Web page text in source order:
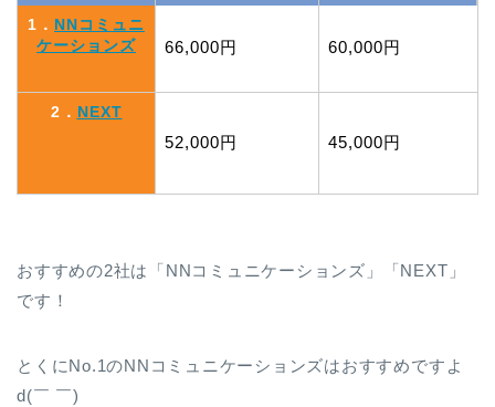
1． NNコミュニ
ケーションズ
66,000円 60,000円
2． NEXT
52,000円 45,000円
おすすめの2社は「NNコミュニケーションズ」「NEXT」
です！
とくにNo.1のNNコミュニケーションズはおすすめですよ
d(￣ ￣)